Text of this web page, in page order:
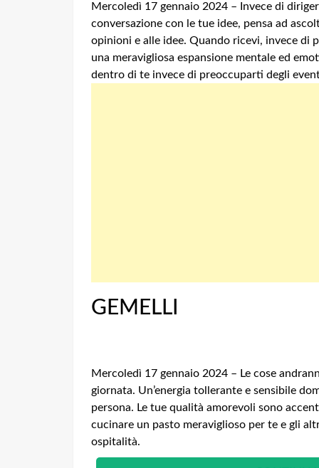
Mercoledì 17 gennaio 2024 – Invece di
conversazione con le tue idee, pensa ad
opinioni e alle idee. Quando ricevi, invece di
una meravigliosa espansione mentale ed
dentro di te invece di preoccuparti degli
GEMELLI
Mercoledì 17 gennaio 2024 – Le cose
giornata. Un’energia tollerante e sensibile
persona. Le tue qualità amorevoli sono
cucinare un pasto meraviglioso per te e gli
ospitalità.